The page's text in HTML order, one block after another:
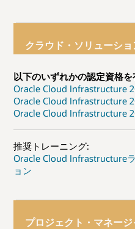
クラウド・ソリューシ
以下のいずれかの認定資格
Oracle Cloud Infrastructure
Oracle Cloud Infrastructure
Oracle Cloud Infrastructure
推奨トレーニング:
Oracle Cloud Infrastructure
ョン
プロジェクト・マネージ